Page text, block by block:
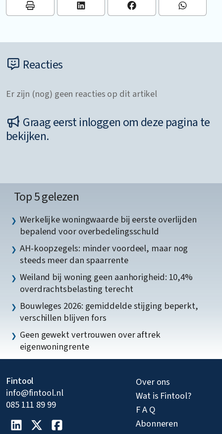
Reacties
Er zijn (nog) geen reacties op dit artikel
Graag eerst inloggen om deze pagina te
bekijken.
Top 5 gelezen
Werkelijke woningwaarde bij eerste overlijden
bepalend voor overbedelingsschuld
AH-koopzegels: minder voordeel, maar nog
steeds meer dan spaarrente
Weiland bij woning geen aanhorigheid: 10,4%
overdrachtsbelasting terecht
Bouwleges 2026: gemiddelde stijging beperkt,
verschillen blijven fors
Geen gewekt vertrouwen over aftrek
eigenwoningrente
Fintool
info@fintool.nl
085 111 89 99
Over ons
Wat is Fintool?
F A Q
Abonneren